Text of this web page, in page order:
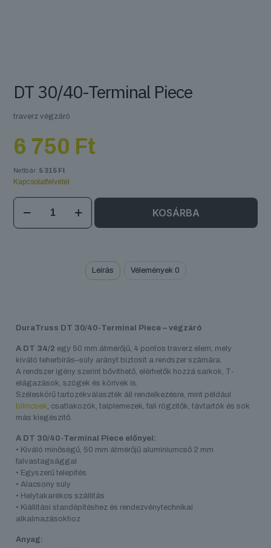
DT 30/40-Terminal Piece
traverz végzáró
6 750 Ft
Nettó ár: 5 315 Ft
Kapcsolatfelvétel
DT
30/40-
Terminal
KOSÁRBA
Leírás Vélemények 0
DuraTruss DT 30/40-Terminal Piece – végzáró
A DT 34/2 egy 50 mm átmérőjű, 4 pontos traverz elem, mely
kiváló teherbírás–súly arányt biztosít a rendszer számára.
A rendszer igény szerint bővíthető, elérhetők hozzá sarkok, T-
elágazások, szögek és körívek is.
Széleskörű tartozékválaszték áll rendelkezésre, mint például
bilincsek, csatlakozók, talplemezek, fali rögzítők, távtartók és sok
más kiegészítő.
A DT 30/40-Terminal Piece előnyei:
• Kiváló minőségű, 50 mm átmérőjű alumíniumcső 2 mm
falvastagsággal
• Egyszerű telepítés
• Alacsony súly
• Helytakarékos szállítás
• Kiállítási standépítéshez és rendezvénytechnikai
alkalmazásokhoz
Anyag: